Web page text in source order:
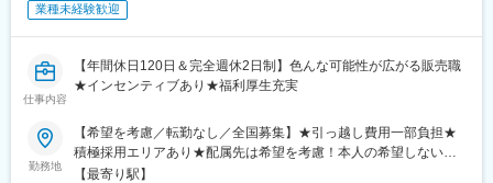
業種未経験歓迎
仕事内容
【年間休日120日＆完全週休2日制】色んな可能性が広がる販売職
★インセンティブあり★福利厚生充実
勤務地
【希望を考慮／転勤なし／全国募集】★引っ越し費用一部負担★
積極採用エリアあり★配属先は希望を考慮！本人の希望しない転
勤はなし■本社東京都豊島区東池袋1-25-6PMO池袋8階■関西支社
【最寄り駅】